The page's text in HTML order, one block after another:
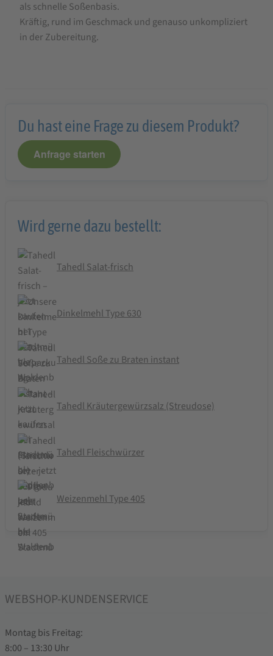
als schnelle Soßenbasis.
Kräftig, rund im Geschmack und genauso unkompliziert
in der Zubereitung.
Du hast eine Frage zu diesem Produkt?
Anfrage starten
Wird gerne dazu bestellt:
Tahedl Salat-frisch
Dinkelmehl Type 630
Tahedl Soße zu Braten instant
Tahedl Kräutergewürzsalz (Streudose)
Tahedl Fleischwürzer
Weizenmehl Type 405
WEBSHOP-KUNDENSERVICE
Montag bis Freitag:
8:00 – 13:30 Uhr